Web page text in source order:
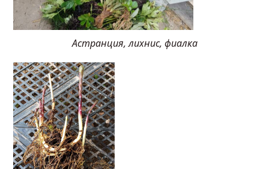
Астранция, лихнис, фиалка